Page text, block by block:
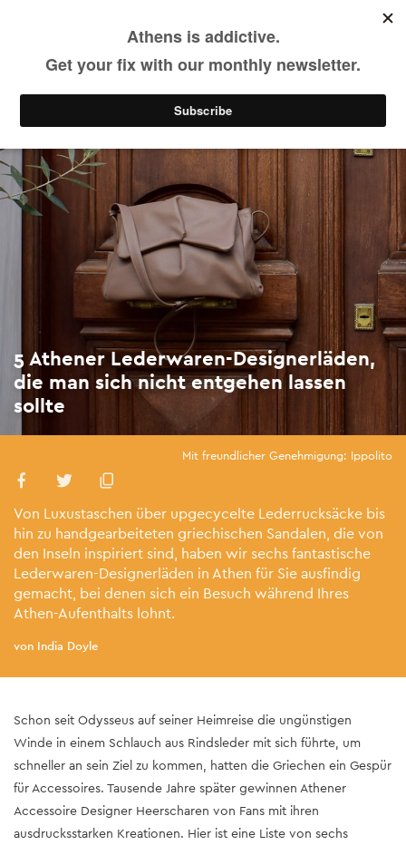
5 Athener Lederwaren-Designerläden,
die man sich nicht entgehen lassen
sollte
Mit freundlicher Genehmigung: Ippolito
Von Luxustaschen über upgecycelte Lederrucksäcke bis
hin zu handgearbeiteten griechischen Sandalen, die von
den Inseln inspiriert sind, haben wir sechs fantastische
Lederwaren-Designerläden in Athen für Sie ausfindig
gemacht, bei denen sich ein Besuch während Ihres
Athen-Aufenthalts lohnt.
von India Doyle
Schon seit Odysseus auf seiner Heimreise die ungünstigen
Winde in einem Schlauch aus Rindsleder mit sich führte, um
schneller an sein Ziel zu kommen, hatten die Griechen ein Gespür
für Accessoires. Tausende Jahre später gewinnen Athener
Accessoire Designer Heerscharen von Fans mit ihren
ausdrucksstarken Kreationen. Hier ist eine Liste von sechs